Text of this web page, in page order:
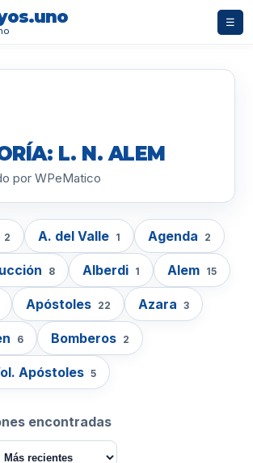
☰
L. N. ALEM
por WPeMatico
2 A. del Valle 1 Agenda 2
8 Alberdi 1 Alem 15
Apóstoles 22 Azara 3
6 Bomberos 2
Apóstoles 5
encontradas